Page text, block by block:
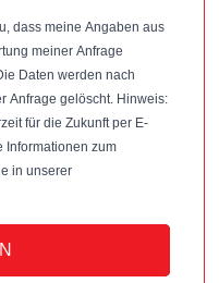
dass meine Angaben aus
meiner Anfrage
Daten werden nach
gelöscht. Hinweis:
für die Zukunft per E-
Informationen zum
in unserer